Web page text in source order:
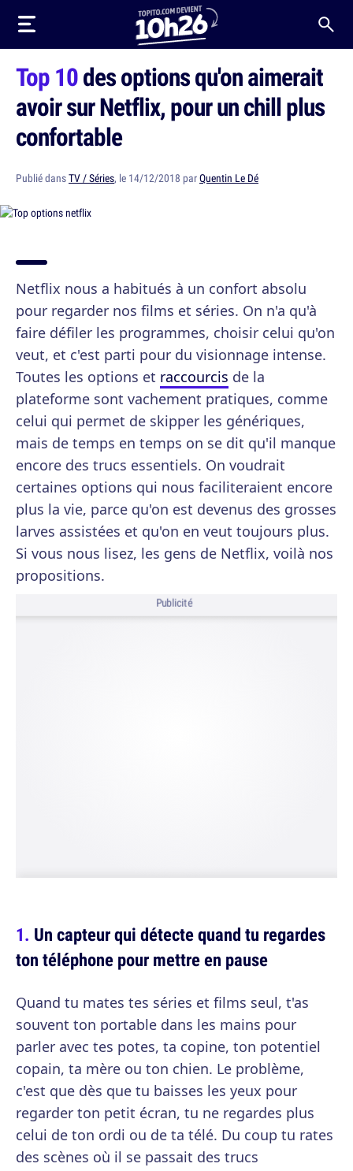
Top 10des options qu'on aimerait
avoir sur Netflix, pour un chill plus
confortable
Publié dansTV / Séries, le 14/12/2018 parQuentin Le Dé
Netflix nous a habitués à un confort absolu
pour regarder nos films et séries. On n'a qu'à
faire défiler les programmes, choisir celui qu'on
veut, et c'est parti pour du visionnage intense.
Toutes les options et raccourcis de la
plateforme sont vachement pratiques, comme
celui qui permet de skipper les génériques,
mais de temps en temps on se dit qu'il manque
encore des trucs essentiels. On voudrait
certaines options qui nous faciliteraient encore
plus la vie, parce qu'on est devenus des grosses
larves assistées et qu'on en veut toujours plus.
Si vous nous lisez, les gens de Netflix, voilà nos
propositions.
Publicité
Un capteur qui détecte quand tu regardes
ton téléphone pour mettre en pause
Quand tu mates tes séries et films seul, t'as
souvent ton portable dans les mains pour
parler avec tes potes, ta copine, ton potentiel
copain, ta mère ou ton chien. Le problème,
c'est que dès que tu baisses les yeux pour
regarder ton petit écran, tu ne regardes plus
celui de ton ordi ou de ta télé. Du coup tu rates
des scènes où il se passait des trucs